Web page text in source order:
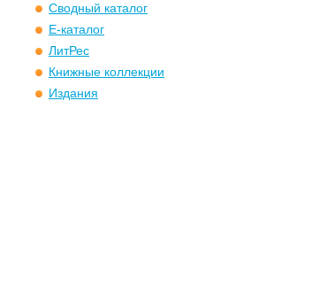
Сводный каталог
E-каталог
ЛитРес
Книжные коллекции
Издания